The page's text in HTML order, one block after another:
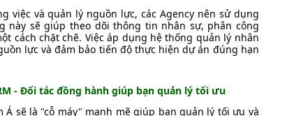
việc và quản lý nguồn lực, các Agency nên sử dụng
này sẽ giúp theo dõi thông tin nhân sự, phân công
cách chặt chẽ. Việc áp dụng hệ thống quản lý nhân
lực và đảm bảo tiến độ thực hiện dự án đúng hạn
- Đối tác đồng hành giúp bạn quản lý tối ưu
Á sẽ là "cỗ máy" mạnh mẽ giúp bạn quản lý tối ưu và